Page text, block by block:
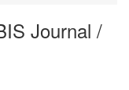
Journal /